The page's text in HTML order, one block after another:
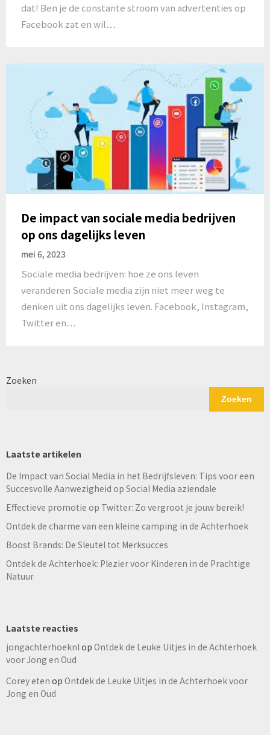
dat! Ben je de constante stroom van advertenties op
Facebook zat en wil…
De impact van sociale media bedrijven
op ons dagelijks leven
mei 6, 2023
Sociale media bedrijven: hoe ze ons leven
veranderen Sociale media zijn niet meer weg te
denken uit ons dagelijks leven. Facebook, Instagram,
Twitter en…
Zoeken
Zoeken
Laatste artikelen
De Impact van Social Media in het Bedrijfsleven: Tips voor een
Succesvolle Aanwezigheid op Social Media aziendale
Effectieve promotie op Twitter: Zo vergroot je jouw bereik!
Ontdek de charme van een kleine camping in de Achterhoek
Boost Brands: De Sleutel tot Merksucces
Ontdek de Achterhoek: Plezier voor Kinderen in de Prachtige
Natuur
Laatste reacties
jongachterhoeknl op Ontdek de Leuke Uitjes in de Achterhoek
voor Jong en Oud
Corey eten op Ontdek de Leuke Uitjes in de Achterhoek voor
Jong en Oud